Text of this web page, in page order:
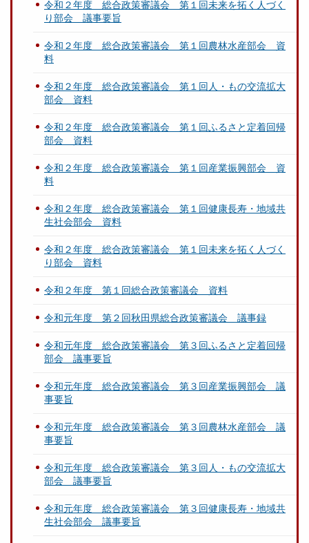
令和２年度 総合政策審議会 第１回未来を拓く人づく
り部会 議事要旨
令和２年度 総合政策審議会 第１回農林水産部会 資
料
令和２年度 総合政策審議会 第１回人・もの交流拡大
部会 資料
令和２年度 総合政策審議会 第１回ふるさと定着回帰
部会 資料
令和２年度 総合政策審議会 第１回産業振興部会 資
料
令和２年度 総合政策審議会 第１回健康長寿・地域共
生社会部会 資料
令和２年度 総合政策審議会 第１回未来を拓く人づく
り部会 資料
令和２年度 第１回総合政策審議会 資料
令和元年度 第２回秋田県総合政策審議会 議事録
令和元年度 総合政策審議会 第３回ふるさと定着回帰
部会 議事要旨
令和元年度 総合政策審議会 第３回産業振興部会 議
事要旨
令和元年度 総合政策審議会 第３回農林水産部会 議
事要旨
令和元年度 総合政策審議会 第３回人・もの交流拡大
部会 議事要旨
令和元年度 総合政策審議会 第３回健康長寿・地域共
生社会部会 議事要旨